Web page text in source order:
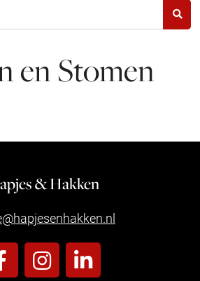
en Stomen
& Hakken